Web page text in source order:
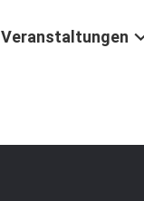
Veranstaltungen